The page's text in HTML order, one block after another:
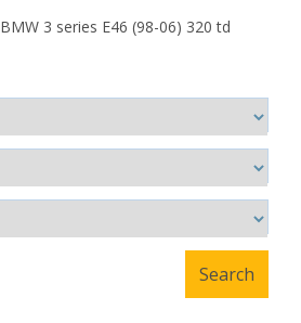
BMW 3 series E46 (98-06) 320 td